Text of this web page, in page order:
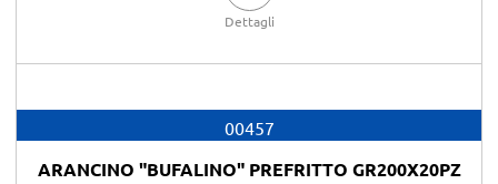
Dettagli
00457
ARANCINO "BUFALINO" PREFRITTO GR200X20PZ